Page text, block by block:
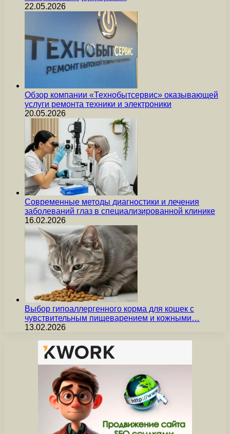
22.05.2026
Обзор компании «Технобытсервис» оказывающей
услуги ремонта техники и электроники
20.05.2026
Современные методы диагностики и лечения
заболеваний глаз в специализированной клинике
16.02.2026
Выбор гипоаллергенного корма для кошек с
чувствительным пищеварением и кожными…
13.02.2026